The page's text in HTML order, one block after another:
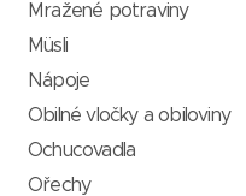
Mražené potraviny
Müsli
Nápoje
Obilné vločky a obiloviny
Ochucovadla
Ořechy